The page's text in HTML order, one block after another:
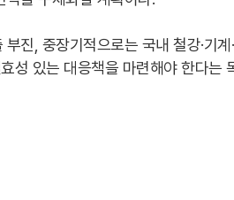
진, 중장기적으로는 국내 철강·기
성 있는 대응책을 마련해야 한다는